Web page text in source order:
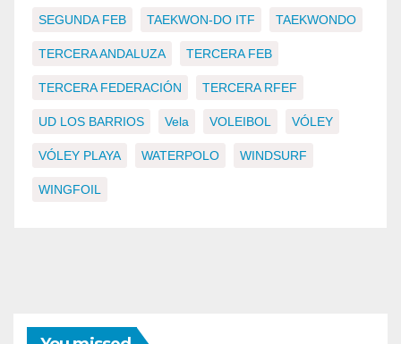
SEGUNDA FEB TAEKWON-DO ITF TAEKWONDO
TERCERA ANDALUZA TERCERA FEB
TERCERA FEDERACIÓN TERCERA RFEF
UD LOS BARRIOS Vela VOLEIBOL VÓLEY
VÓLEY PLAYA WATERPOLO WINDSURF
WINGFOIL